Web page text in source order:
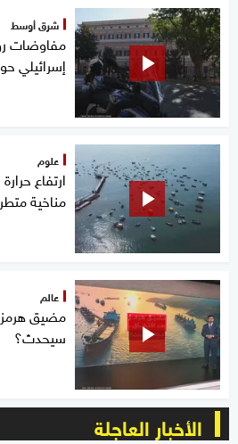
شرق أوسط
مفاوضات
إسرائيلي
علوم
ارتفاع
مناخية
عالم
مضيق هرمز
سيحدث؟
الأخبار العاجلة